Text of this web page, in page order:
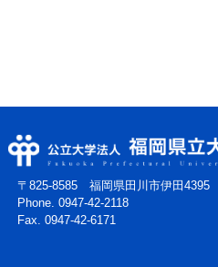
〒825-8585 福岡県田川市伊田4395
Phone. 0947-42-2118
Fax. 0947-42-6171